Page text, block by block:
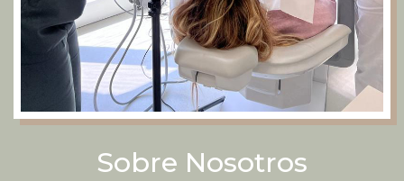
Sobre Nosotros